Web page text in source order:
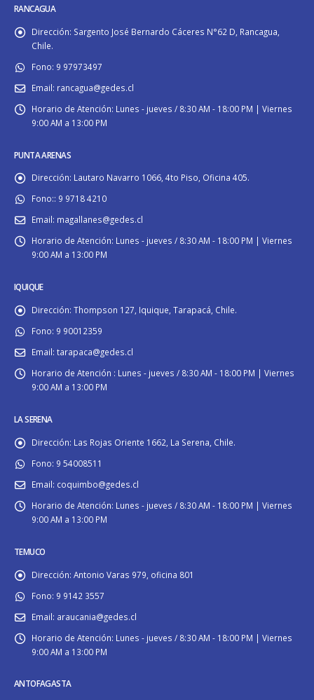
RANCAGUA
Dirección: Sargento José Bernardo Cáceres N°62 D, Rancagua,
Chile.
Fono: 9 97973497
Email: rancagua@gedes.cl
Horario de Atención: Lunes - jueves / 8:30 AM - 18:00 PM | Viernes
9:00 AM a 13:00 PM
PUNTA ARENAS
Dirección: Lautaro Navarro 1066, 4to Piso, Oficina 405.
Fono:: 9 9718 4210
Email: magallanes@gedes.cl
Horario de Atención: Lunes - jueves / 8:30 AM - 18:00 PM | Viernes
9:00 AM a 13:00 PM
IQUIQUE
Dirección: Thompson 127, Iquique, Tarapacá, Chile.
Fono: 9 90012359
Email: tarapaca@gedes.cl
Horario de Atención : Lunes - jueves / 8:30 AM - 18:00 PM | Viernes
9:00 AM a 13:00 PM
LA SERENA
Dirección: Las Rojas Oriente 1662, La Serena, Chile.
Fono: 9 54008511
Email: coquimbo@gedes.cl
Horario de Atención: Lunes - jueves / 8:30 AM - 18:00 PM | Viernes
9:00 AM a 13:00 PM
TEMUCO
Dirección: Antonio Varas 979, oficina 801
Fono: 9 9142 3557
Email: araucania@gedes.cl
Horario de Atención: Lunes - jueves / 8:30 AM - 18:00 PM | Viernes
9:00 AM a 13:00 PM
ANTOFAGASTA